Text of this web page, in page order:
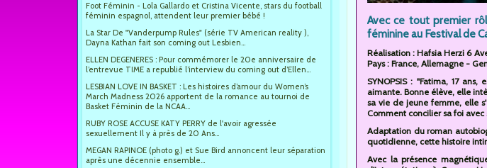
Foot Féminin - Lola Gallardo et Cristina Vicente, stars du football
féminin espagnol, attendent leur premier bébé !
La Star De "Vanderpump Rules" (série TV American reality ),
Dayna Kathan fait son coming out Lesbien...
ELLEN DEGENERES : Pour commémorer le 20e anniversaire de
l’entrevue TIME a republié l’interview du coming out d’Ellen...
LESBIAN LOVE IN BASKET : Les histoires d’amour du Women’s
March Madness 2026 apportent de la romance au tournoi de
Basket Féminin de la NCAA...
RUBY ROSE ACCUSE KATY PERRY de l'avoir agressée
sexuellement Il y à près de 20 Ans...
MEGAN RAPINOE (photo g.) et Sue Bird annoncent leur séparation
après une décennie ensemble...
Avec ce tout premier
féminine au Festival de
Réalisation : Hafsia Herzi 6
Pays : France, Allemagne -
SYNOPSIS : "Fatima, 17
aimante. Bonne élève, elle
sa vie de jeune femme, elle
Comment concilier sa foi avec
Adaptation du roman
quotidienne, cette histoire
Avec la présence